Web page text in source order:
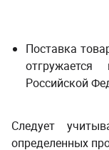
Поставка
Российской
Следует
определенных